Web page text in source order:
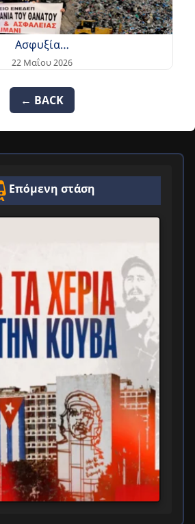
Ασφυξία…
22 Μαΐου 2026
← BACK
Επόμενη στάση